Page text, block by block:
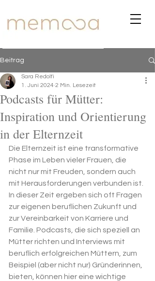
Beitrag
Podcasts für Mütter:
Inspiration und Orientierung
in der Elternzeit
Sara Redolfi
1. Juni 2024 2 Min. Lesezeit
Die Elternzeit ist eine transformative
Phase im Leben vieler Frauen, die
nicht nur mit Freuden, sondern auch
mit Herausforderungen verbunden ist.
In dieser Zeit ergeben sich oft Fragen
zur eigenen beruflichen Zukunft und
zur Vereinbarkeit von Karriere und
Familie. Podcasts, die sich speziell an
Mütter richten und Interviews mit
beruflich erfolgreichen Müttern, zum
Beispiel (aber nicht nur) Gründerinnen,
bieten, können hier eine wichtige